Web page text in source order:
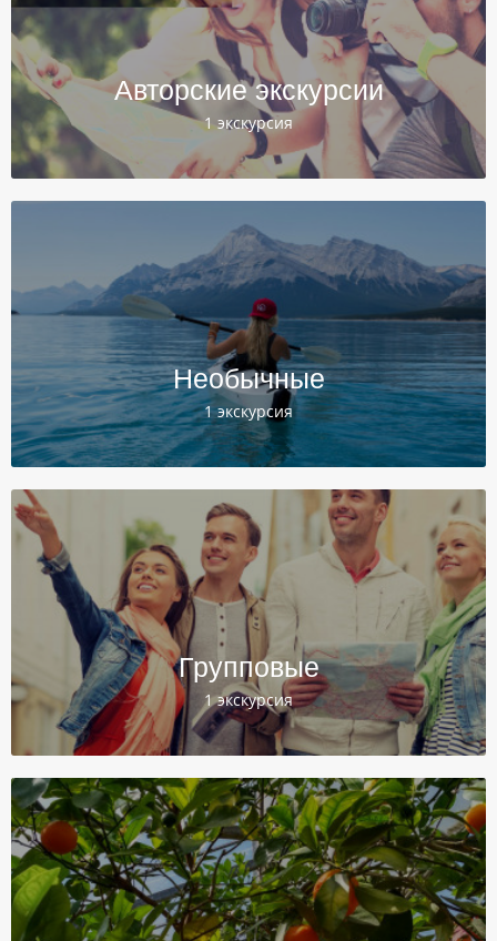
Авторские экскурсии
1 экскурсия
Необычные
1 экскурсия
Групповые
1 экскурсия